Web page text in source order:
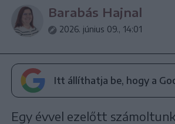
Barabás Hajnal
2026. június 09., 14:01
Itt állíthatja be, hogy a
Egy évvel ezelőtt